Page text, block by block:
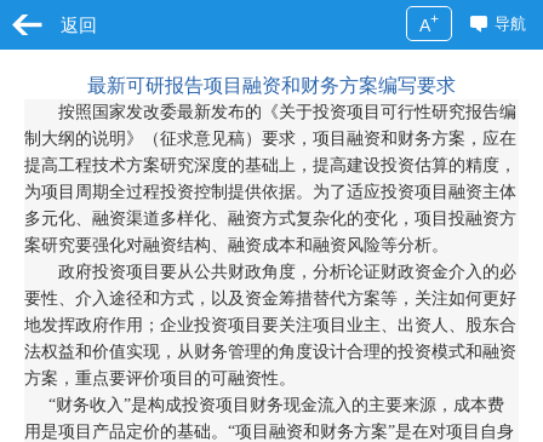
返回 导航
A+
最新可研报告项目融资和财务方案编写要求
按照国家发改委最新发布的《关于投资项目可行性研究报告编
制大纲的说明》（征求意见稿）要求，项目融资和财务方案，应在
提高工程技术方案研究深度的基础上，提高建设投资估算的精度，
为项目周期全过程投资控制提供依据。为了适应投资项目融资主体
多元化、融资渠道多样化、融资方式复杂化的变化，项目投融资方
案研究要强化对融资结构、融资成本和融资风险等分析。
政府投资项目要从公共财政角度，分析论证财政资金介入的必
要性、介入途径和方式，以及资金筹措替代方案等，关注如何更好
地发挥政府作用；企业投资项目要关注项目业主、出资人、股东合
法权益和价值实现，从财务管理的角度设计合理的投资模式和融资
方案，重点要评价项目的可融资性。
“财务收入”是构成投资项目财务现金流入的主要来源，成本费
用是项目产品定价的基础。“项目融资和财务方案”是在对项目自身